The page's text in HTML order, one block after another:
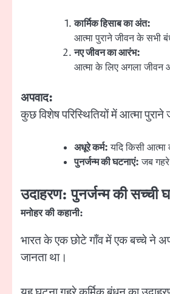
कार्मिक हिसाब का अंत:
आत्मा पुराने जीवन के सभी
नए जीवन का आरंभ:
आत्मा के लिए अगला जीवन
अपवाद:
कुछ विशेष परिस्थितियों में आत्मा
अधूरे कर्म:यदि किसी
पुनर्जन्म की घटनाएं:जब
उदाहरण: पुनर्जन्म की सच्ची
मनोहर की कहानी:
भारत के एक छोटे गाँव में एक बच्चे ने
जानता था।